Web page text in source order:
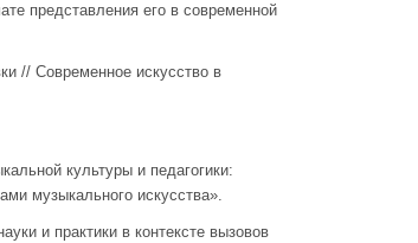
представления его в современной
// Современное искусство в
культуры и педагогики:
музыкального искусства».
и практики в контексте вызовов